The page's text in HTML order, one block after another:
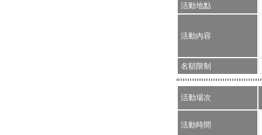
活動地點
活動內容
名額限制
活動場次
活動時間